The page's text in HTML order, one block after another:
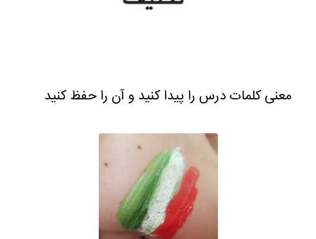
معنی کلمات درس را پیدا کنید و آن را حفظ کنید